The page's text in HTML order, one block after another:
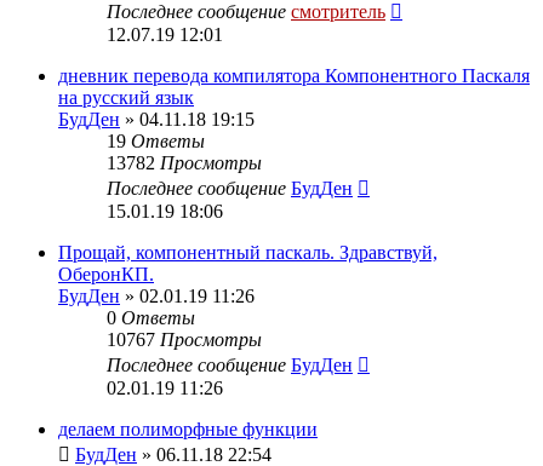
Последнее сообщение смотритель
12.07.19 12:01
дневник перевода компилятора Компонентного Паскаля
на русский язык
БудДен » 04.11.18 19:15
19 Ответы
13782 Просмотры
Последнее сообщение БудДен
15.01.19 18:06
Прощай, компонентный паскаль. Здравствуй,
ОберонКП.
БудДен » 02.01.19 11:26
0 Ответы
10767 Просмотры
Последнее сообщение БудДен
02.01.19 11:26
делаем полиморфные функции
БудДен » 06.11.18 22:54